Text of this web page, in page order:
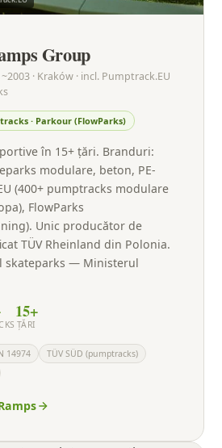
Group
· Kraków · incl. Pumptrack.EU
· Parkour (FlowParks)
în 15+ țări. Branduri:
modulare, beton, PE-
(400+ pumptracks modulare
FlowParks
Unic producător de
TÜV Rheinland din Polonia.
skateparks — Ministerul
15+
ȚĂRI
14974
TÜV SÜD (pumptracks)